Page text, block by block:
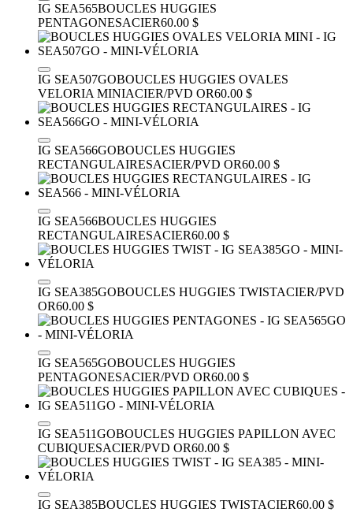
IG SEA565BOUCLES HUGGIES
PENTAGONESACIER60.00 $
IG SEA507GOBOUCLES HUGGIES OVALES
VELORIA MINIACIER/PVD OR60.00 $
IG SEA566GOBOUCLES HUGGIES
RECTANGULAIRESACIER/PVD OR60.00 $
IG SEA566BOUCLES HUGGIES
RECTANGULAIRESACIER60.00 $
IG SEA385GOBOUCLES HUGGIES TWISTACIER/PVD
OR60.00 $
IG SEA565GOBOUCLES HUGGIES
PENTAGONESACIER/PVD OR60.00 $
IG SEA511GOBOUCLES HUGGIES PAPILLON AVEC
CUBIQUESACIER/PVD OR60.00 $
IG SEA385BOUCLES HUGGIES TWISTACIER60.00 $